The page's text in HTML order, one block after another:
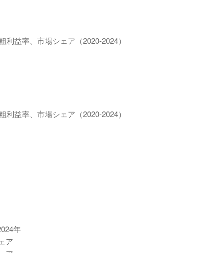
益率、市場シェア（2020-2024）
益率、市場シェア（2020-2024）
年
ア